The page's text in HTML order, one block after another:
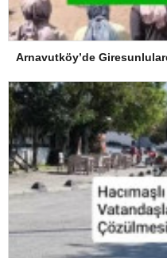
Arnavutköy’de